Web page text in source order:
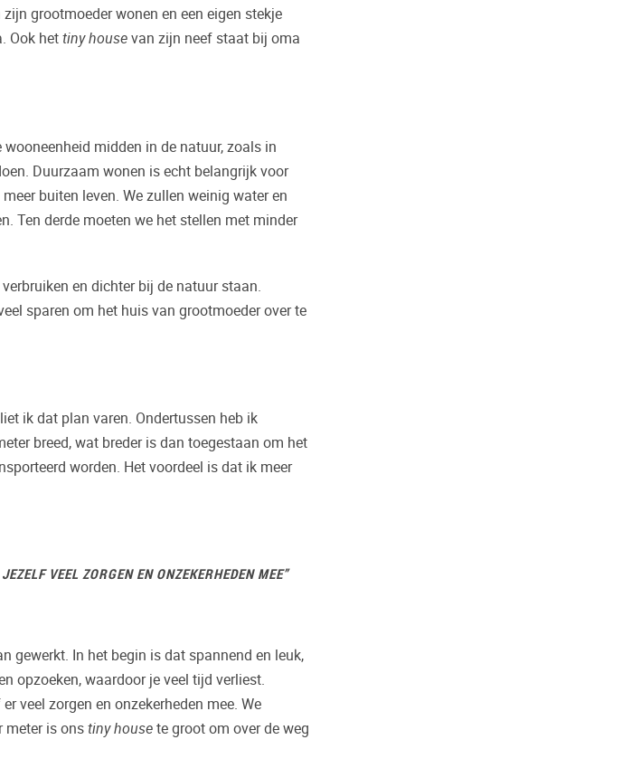
grootmoeder wonen en een eigen stekje
Ook het tiny house van zijn neef staat bij oma
midden in de natuur, zoals in
Duurzaam wonen is echt belangrijk voor
buiten leven. We zullen weinig water en
Ten derde moeten we het stellen met minder
en dichter bij de natuur staan.
sparen om het huis van grootmoeder over te
ik dat plan varen. Ondertussen heb ik
breed, wat breder is dan toegestaan om het
worden. Het voordeel is dat ik meer
VEEL ZORGEN EN ONZEKERHEDEN MEE”
gewerkt. In het begin is dat spannend en leuk,
opzoeken, waardoor je veel tijd verliest.
veel zorgen en onzekerheden mee. We
meter is ons tiny house te groot om over de weg